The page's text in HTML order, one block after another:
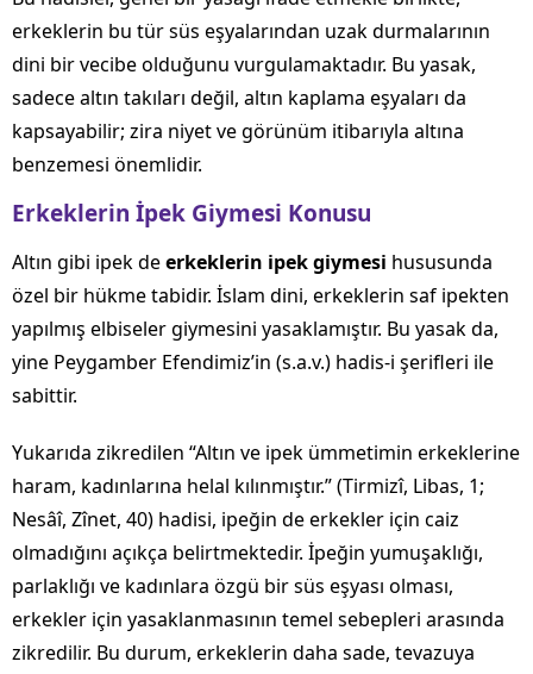
erkeklerin bu tür süs eşyalarından uzak durmalarının
dini bir vecibe olduğunu vurgulamaktadır. Bu yasak,
sadece altın takıları değil, altın kaplama eşyaları da
kapsayabilir; zira niyet ve görünüm itibarıyla altına
benzemesi önemlidir.
Erkeklerin İpek Giymesi Konusu
Altın gibi ipek deerkeklerin ipek giymesi hususunda
özel bir hükme tabidir. İslam dini, erkeklerin saf ipekten
yapılmış elbiseler giymesini yasaklamıştır. Bu yasak da,
yine Peygamber Efendimiz’in (s.a.v.) hadis-i şerifleri ile
sabittir.
Yukarıda zikredilen “Altın ve ipek ümmetimin erkeklerine
haram, kadınlarına helal kılınmıştır.” (Tirmizî, Libas, 1;
Nesâî, Zînet, 40) hadisi, ipeğin de erkekler için caiz
olmadığını açıkça belirtmektedir. İpeğin yumuşaklığı,
parlaklığı ve kadınlara özgü bir süs eşyası olması,
erkekler için yasaklanmasının temel sebepleri arasında
zikredilir. Bu durum, erkeklerin daha sade, tevazuya